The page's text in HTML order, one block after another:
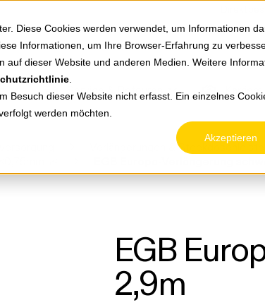
Diese Cookies werden verwendet, um Informationen
Informationen, um Ihre Browser-Erfahrung zu
auf dieser Website und anderen Medien. Weitere
Besuch dieser Website nicht erfasst. Ein einzelnes
werden möchten.
Akzeptieren
Service & Retouren Karriere
Verlängerungen & Steckdosenleisten
EGB
2,9m